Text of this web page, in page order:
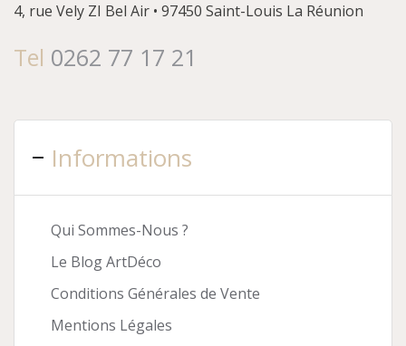
4, rue Vely ZI Bel Air • 97450 Saint-Louis La Réunion
Tel 0262 77 17 21
Informations
Qui Sommes-Nous ?
Le Blog ArtDéco
Conditions Générales de Vente
Mentions Légales